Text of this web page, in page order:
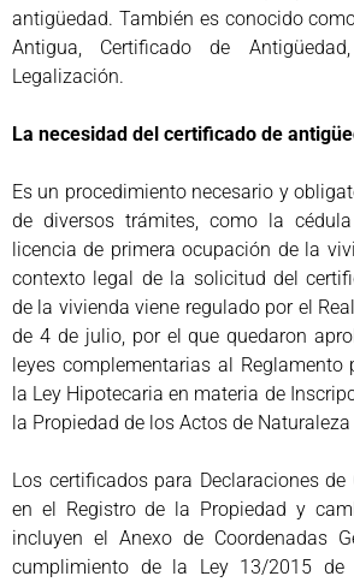
antigüedad. También es conocido
Antigua, Certificado de
Legalización.
La necesidad del certificado de
Es un procedimiento necesario y
de diversos trámites, como la
licencia de primera ocupación de la
contexto legal de la solicitud del
de la vivienda viene regulado por el
de 4 de julio, por el que quedaron
leyes complementarias al Reglamento
la Ley Hipotecaria en materia de
la Propiedad de los Actos de
Los certificados para Declaraciones de
en el Registro de la Propiedad y
incluyen el Anexo de Coordenadas
cumplimiento de la Ley 13/2015 de